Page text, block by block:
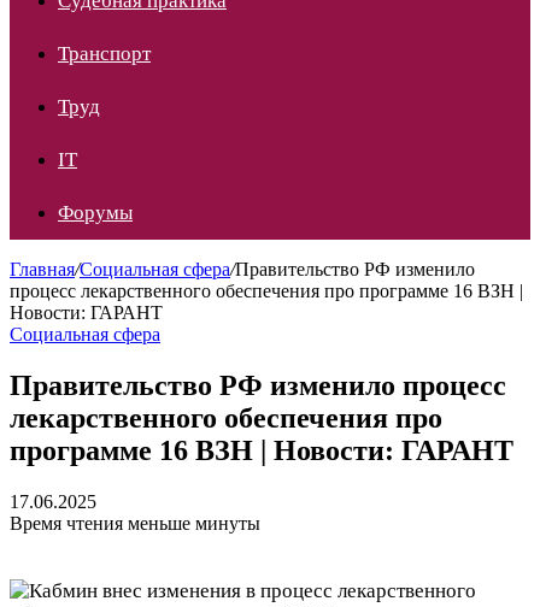
Транспорт
Труд
IT
Форумы
Главная/Социальная сфера/Правительство РФ изменило
процесс лекарственного обеспечения про программе 16 ВЗН |
Новости: ГАРАНТ
Социальная сфера
Правительство РФ изменило процесс
лекарственного обеспечения про
программе 16 ВЗН | Новости: ГАРАНТ
17.06.2025
Время чтения меньше минуты